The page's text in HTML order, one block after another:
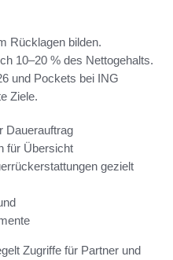
Rücklagen bilden.
10–20 % des Nettogehalts.
und Pockets bei ING
Ziele.
Dauerauftrag
für Übersicht
gezielt
Zugriffe für Partner und